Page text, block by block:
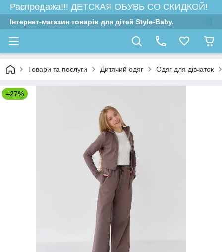
Распродажа!!! ДЕТСКАЯ ОБУВЬ СО СКИДКОЙ!
Інтернет-магазин товарів для дітей Style-Baby.
Товари та послуги Дитячий одяг Одяг для дівчаток
–27%